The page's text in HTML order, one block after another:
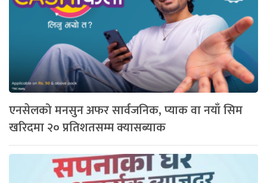
एनसेलको मनसुन अफर सार्वजनिक, प्याक वा नयाँ सिम
खरिदमा २० प्रतिशतसम्म क्यासब्याक